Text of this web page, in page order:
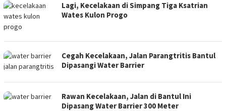
Lagi, Kecelakaan di Simpang Tiga Ksatrian
Wates Kulon Progo
Cegah Kecelakaan, Jalan Parangtritis Bantul
Dipasangi Water Barrier
Rawan Kecelakaan, Jalan di Bantul Ini
Dipasang Water Barrier 300 Meter